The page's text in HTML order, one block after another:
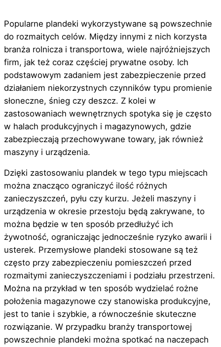
Popularne plandeki wykorzystywane są powszechnie
do rozmaitych celów. Między innymi z nich korzysta
branża rolnicza i transportowa, wiele najróżniejszych
firm, jak też coraz częściej prywatne osoby. Ich
podstawowym zadaniem jest zabezpieczenie przed
działaniem niekorzystnych czynników typu promienie
słoneczne, śnieg czy deszcz. Z kolei w
zastosowaniach wewnętrznych spotyka się je często
w halach produkcyjnych i magazynowych, gdzie
zabezpieczają przechowywane towary, jak również
maszyny i urządzenia.
Dzięki zastosowaniu plandek w tego typu miejscach
można znacząco ograniczyć ilość różnych
zanieczyszczeń, pyłu czy kurzu. Jeżeli maszyny i
urządzenia w okresie przestoju będą zakrywane, to
można będzie w ten sposób przedłużyć ich
żywotność, ograniczając jednocześnie ryzyko awarii i
usterek. Przemysłowe plandeki stosowane są też
często przy zabezpieczeniu pomieszczeń przed
rozmaitymi zanieczyszczeniami i podziału przestrzeni.
Można na przykład w ten sposób wydzielać rożne
położenia magazynowe czy stanowiska produkcyjne,
jest to tanie i szybkie, a równocześnie skuteczne
rozwiązanie. W przypadku branży transportowej
powszechnie plandeki można spotkać na naczepach